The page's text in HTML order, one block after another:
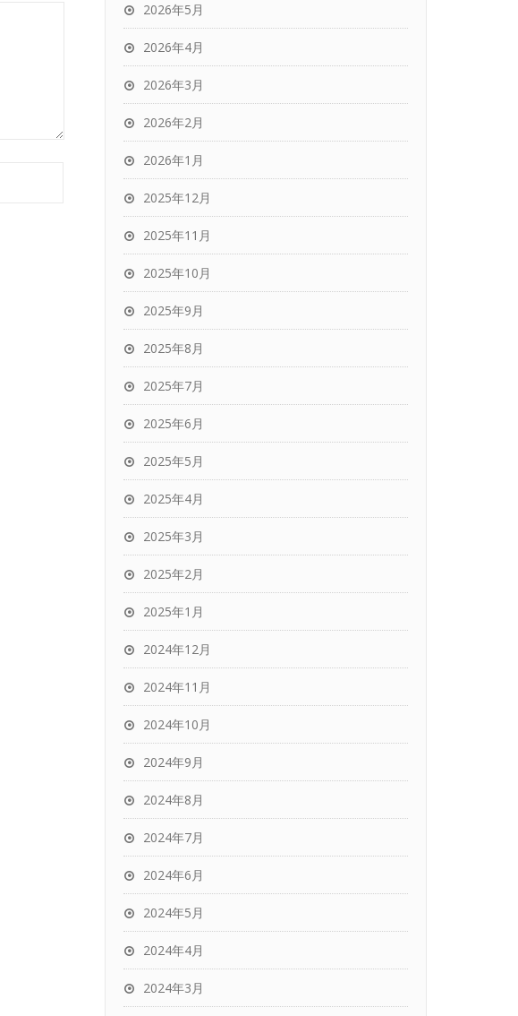
2026年5月
2026年4月
2026年3月
2026年2月
2026年1月
2025年12月
2025年11月
2025年10月
2025年9月
2025年8月
2025年7月
2025年6月
2025年5月
2025年4月
2025年3月
2025年2月
2025年1月
2024年12月
2024年11月
2024年10月
2024年9月
2024年8月
2024年7月
2024年6月
2024年5月
2024年4月
2024年3月